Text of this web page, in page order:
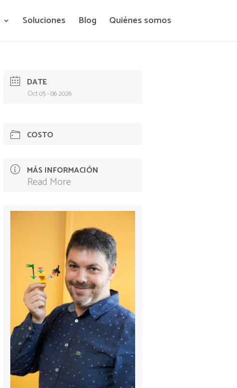
Soluciones Blog Quiénes somos
DATE
Oct 05 - 06 2026
COSTO
MÁS INFORMACIÓN
Read More